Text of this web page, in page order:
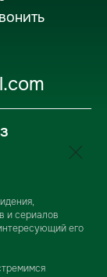
и сериалов
его